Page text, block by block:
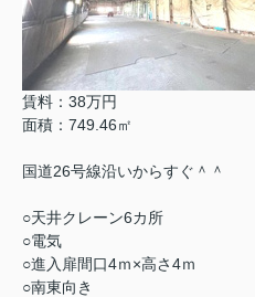
賃料：38万円
面積：749.46㎡
国道26号線沿いからすぐ＾＾
○天井クレーン6カ所
○電気
○進入扉間口4ｍ×高さ4ｍ
○南東向き